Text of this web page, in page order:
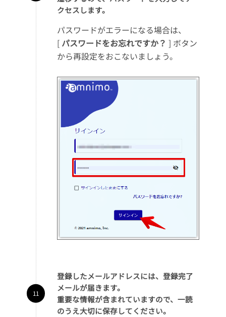
クセスします。
パスワードがエラーになる場合は、
[ パスワードをお忘れですか？ ] ボタン
から再設定をおこないましょう。
登録したメールアドレスには、登録完了
メールが届きます。
重要な情報が含まれていますので、一読
のうえ大切に保存してください。